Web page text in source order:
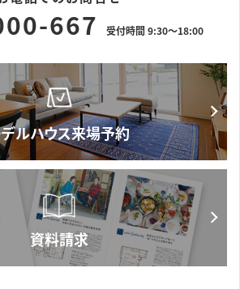
667 受付時間 9:30～18:00